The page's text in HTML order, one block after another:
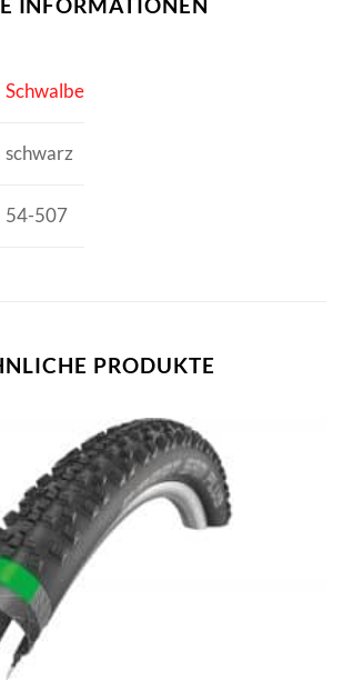
INFORMATIONEN
Schwalbe
schwarz
54-507
PRODUKTE